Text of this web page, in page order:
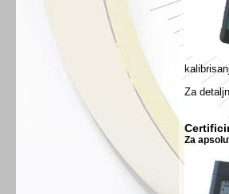
kal
Za
Za